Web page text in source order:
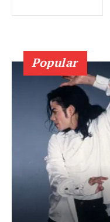
Popular